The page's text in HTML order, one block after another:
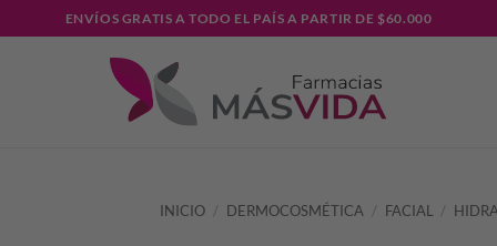
ENVÍOS GRATIS A TODO EL PAÍS A PARTIR DE $60.000
INICIO / DERMOCOSMÉTICA / FACIAL /